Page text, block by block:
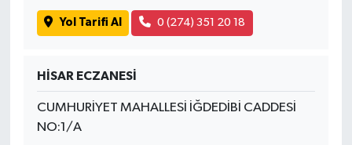
Yol Tarifi Al 0 (274) 351 20 18
HİSAR ECZANESİ
CUMHURİYET MAHALLESİ İĞDEDİBİ CADDESİ
NO:1/A